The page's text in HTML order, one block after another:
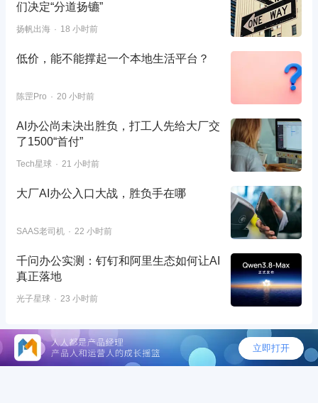
们决定“分道扬镳”
扬帆出海 18 小时前
低价，能不能撑起一个本地生活平台？
陈罡Pro 20 小时前
AI办公尚未决出胜负，打工人先给大厂交
了1500“首付”
Tech星球 21 小时前
大厂AI办公入口大战，胜负手在哪
SAAS老司机 22 小时前
千问办公实测：钉钉和阿里生态如何让AI
真正落地
光子星球 23 小时前
©2026 - 人人都是产品经理